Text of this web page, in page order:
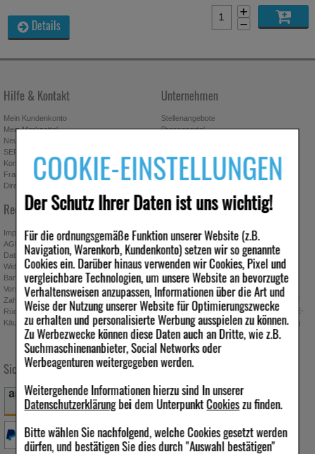
COOKIE-EINSTELLUNGEN
Der Schutz Ihrer Daten ist uns wichtig!
Für die ordnungsgemäße Funktion unserer Website (z.B.
Navigation, Warenkorb, Kundenkonto) setzen wir so genannte
Cookies ein. Darüber hinaus verwenden wir Cookies, Pixel und
vergleichbare Technologien, um unsere Website an bevorzugte
Verhaltensweisen anzupassen, Informationen über die Art und
Weise der Nutzung unserer Website für Optimierungszwecke
zu erhalten und personalisierte Werbung ausspielen zu können.
Zu Werbezwecke können diese Daten auch an Dritte, wie z.B.
Suchmaschinenanbieter, Social Networks oder
Werbeagenturen weitergegeben werden.
Weitergehende Informationen hierzu sind In unserer
Datenschutzerklärungbei dem UnterpunktCookieszu finden.
Bitte wählen Sie nachfolgend, welche Cookies gesetzt werden
dürfen, und bestätigen Sie dies durch "Auswahl bestätigen"
+
−
Details
Hilfe & Kontakt
Mein Kundenkonto
Mein Merkzettel
Neuregistrierung
SEPA-Empfängerüberprüfung
Kontakt
Fragen & Antworten
Direktbestellung
Unternehmen
Stellenangebote
Presseportal
Bonus-Programm
Freundschaftswerbung
Rechtliches
Impressum
AGB
Datenschutz
Widerrufsbelehrung
Barrierefreiheitserklärung
Versand
Zahlung
Rücknahmebedingungen
Käuferschutz
Newsletter anmelden & Vorteile
Absenden
Ich möchte zukünftig über Trends,
Schnäppchen, Gutscheine, Aktionen und
Angebote der ipill Versandapotheke per E-
Mail informiert werden. Diese Einwilligung
kann jederzeit widerrufen werden.
Sichere Zahlung Versandarten Folgen Sie uns